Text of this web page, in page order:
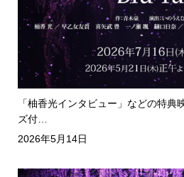
「柚香光インタビュー」などの特
ズ付…
2026年5月14日